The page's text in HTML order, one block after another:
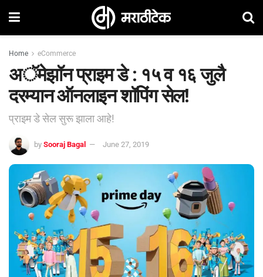
Home eCommerce
अॅमेझॉन प्राइम डे : १५ व १६ जुलै
दरम्यान ऑनलाइन शॉपिंग सेल!
प्राइम डे सेल सुरू झाला आहे!
by Sooraj Bagal June 27, 2019